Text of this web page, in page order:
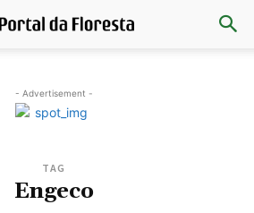
- Advertisement -
TAG
Engeco